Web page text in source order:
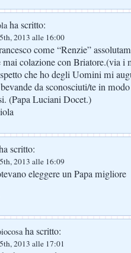
ha scritto:
2013 alle 16:00
come “Renzie”
mai colazione con Briatore.(via i
che ho degli Uomini mi
da sconosciuti/te in
(Papa Luciani Docet.)
scritto:
2013 alle 16:09
eleggere un Papa migliore
ha scritto:
2013 alle 17:01